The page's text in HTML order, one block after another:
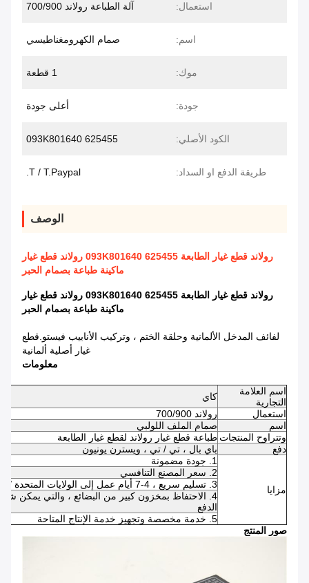
استعمال: آلة الطباعة رولاند 700/900
اسم: صمام الكهرومغناطيسي
موك: 1 قطعة
جودة: أعلى جودة
الكود الأصلي: 625455 093K801640
طريقة الدفع او السداد: T / T.Paypal.
الوصف
رولاند قطع غيار الطابعة 625455 093K801640 رولاند قطع غيار
ماكينة طباعة بصمام الحبر
رولاند قطع غيار الطابعة 625455 093K801640 رولاند قطع غيار
ماكينة طباعة بصمام الحبر
لفائف المدخل الألمانية وحلقة الختم ، وتركيب الأنابيب فيستو.قطع
غيار أصلية ألمانية
معلومات
اسم العلامة
التجارية
كاي
استعمال
رولاند 700/900
اسم
صمام الملف اللولبي
وتتراوح المنتجات طباعة قطع غيار رولاند لقطع غيار الطابعة
دفع
باي بال ، تي / تي ، ويسترن يونيون
مزايا
1. جودة مضمونة
2. سعر المصنع التنافسي
3. تسليم سريع ، 4-7 أيام عمل إلى الولايات المتحدة / المملكة المتحدة / الاتحاد الأفريقي
الدفع
5. خدمة مخصصة وتجهيز خدمة الإنتاج المتاحة
صور المنتج